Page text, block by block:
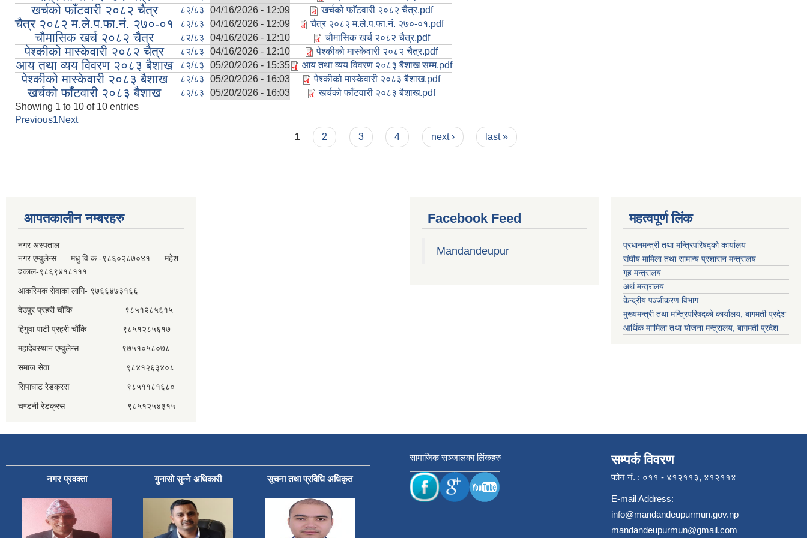
खर्चको फाँटवारी २०८२ चैत्र ८२/८३ 04/16/2026 - 12:09 खर्चको फाँटवारी २०८२ चैत्र.pdf
चैत्र २०८२ म.ले.प.फा.नं. २७०-०१ ८२/८३ 04/16/2026 - 12:09 चैत्र २०८२ म.ले.प.फा.नं. २७०-०१.pdf
चौमासिक खर्च २०८२ चैत्र ८२/८३ 04/16/2026 - 12:10 चौमासिक खर्च २०८२ चैत्र.pdf
पेश्कीको मास्केवारी २०८२ चैत्र ८२/८३ 04/16/2026 - 12:10 पेश्कीको मास्केवारी २०८२ चैत्र.pdf
आय तथा व्यय विवरण २०८३ बैशाख ८२/८३ 05/20/2026 - 15:35 आय तथा व्यय विवरण २०८३ बैशाख सम्म.pdf
पेश्कीको मास्केवारी २०८३ बैशाख ८२/८३ 05/20/2026 - 16:03 पेश्कीको मास्केवारी २०८३ बैशाख.pdf
खर्चको फाँटवारी २०८३ बैशाख ८२/८३ 05/20/2026 - 16:03
खर्चको फाँटवारी २०८३ बैशाख.pdf
Showing 1 to 10 of 10 entries
Previous1Next
1 2 3 4 next › last »
आपतकालीन नम्बरहरु
नगर अस्पताल
नगर एम्वुलेन्स मधु वि.क.-९८६०२८७०४१ महेश
ढकाल-९८६९४१८१११
आकस्मिक सेवाका लागि- ९७६६४७३१६६
देउपुर प्रहरी चौँकि ९८५१२८५६१५
हिगुवा पाटी प्रहरी चौँकि ९८५१२८५६१७
महादेवस्थान एम्वुलेन्स ९७५१०५८०७८
समाज सेवा ९८४१२६३४०८
सिपाघाट रेडक्रस ९८५११८१६८०
चण्डनी रेडक्रस ९८५१२५४३१५
Facebook Feed
Mandandeupur
महत्वपूर्ण लिंक
प्रधानमन्त्री तथा मन्त्रिपरिषद्को कार्यालय
संघीय मामिला तथा सामान्य प्रशासन मन्त्रालय
गृह मन्त्रालय
अर्थ मन्त्रालय
केन्द्रीय पञ्जीकरण विभाग
मुख्यमन्त्री तथा मन्त्रिपरिषदको कार्यालय, बागमती प्रदेश
आर्थिक माामिला तथा योजना मन्त्रालय, बागमती प्रदेश
नगर प्रवक्ता गुनासो सुन्ने अधिकारी सूचना तथा प्रविधि अधिकृत
सामाजिक सञ्जालका लिंकहरु सम्पर्क विवरण
फोन नं. : ०११ - ४१२११३, ४१२११४
E-mail Address:
info@mandandeupurmun.gov.np
mandandeupurmun@gmail.com